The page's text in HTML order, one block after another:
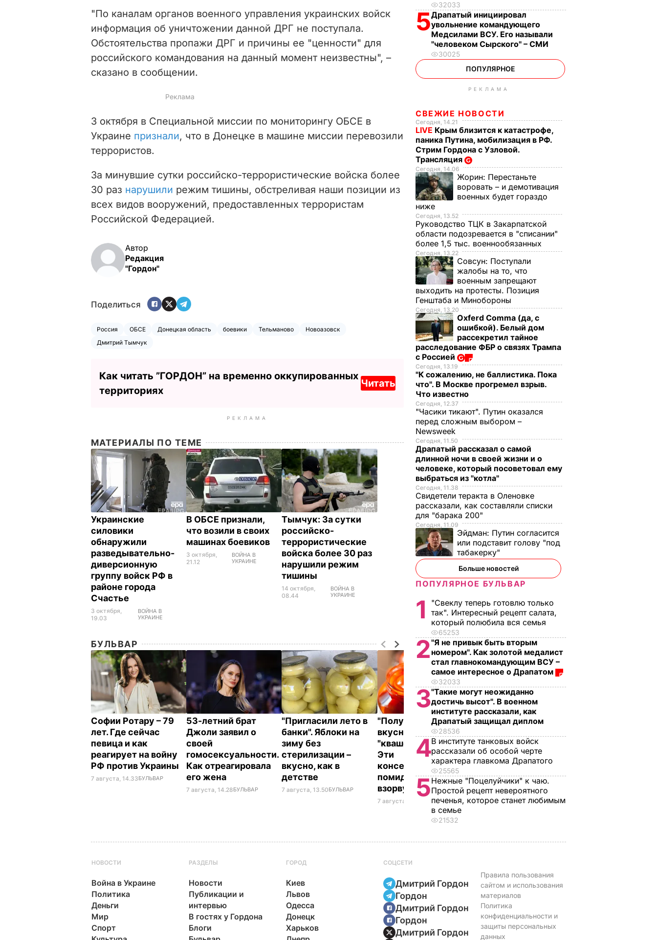
"По каналам органов военного управления украинских войск
информация об уничтожении данной ДРГ не поступала.
Обстоятельства пропажи ДРГ и причины ее "ценности" для
российского командования на данный момент неизвестны", –
сказано в сообщении.
3 октября в Специальной миссии по мониторингу ОБСЕ в
Украине признали, что в Донецке в машине миссии перевозили
террористов.
За минувшие сутки российско-террористические войска более
30 раз нарушили режим тишины, обстреливая наши позиции из
всех видов вооружений, предоставленных террористам
Российской Федерацией.
Автор
Редакция
"Гордон"
Поделиться
Россия ОБСЕ Донецкая область боевики Тельманово
Новоазовск
Дмитрий Тымчук
Как читать ”ГОРДОН” на временно оккупированных
территориях
Читать
РЕКЛАМА
МАТЕРИАЛЫ ПО ТЕМЕ
Украинские
силовики
обнаружили
разведывательно-
диверсионную
группу войск РФ в
районе города
Счастье
3 октября,
19.03
ВОЙНА В
УКРАИНЕ
В ОБСЕ признали,
что возили в своих
машинах боевиков
3 октября,
21.12
ВОЙНА В
УКРАИНЕ
Тымчук: За сутки
российско-
террористические
войска более 30 раз
нарушили режим
тишины
14 октября,
08.44
ВОЙНА В
УКРАИНЕ
БУЛЬВАР
Софии Ротару – 79
лет. Где сейчас
певица и как
реагирует на войну
РФ против Украины
7 августа, 14.33БУЛЬВАР
53-летний брат
Джоли заявил о
своей
гомосексуальности.
Как отреагировала
его жена
7 августа, 14.28БУЛЬВАР
"Пригласили лето в
банки". Яблоки на
зиму без
стерилизации –
вкусно, как в
детстве
7 августа, 13.50БУЛЬВАР
"Получаются очень
вкусными, с легкой
"квашеной" ноткой".
Эти
консервированные
помидоры точно не
взорвут крышки
7 августа, 13.08 БУЛЬВАР
"Я его люблю. Он
Умер супруг 88-
летней
Кадочниковой – 63-
летний адвокат Галь
7 августа, 13.08БУЛЬВАР
32033
5Драпатый инициировал
увольнение командующего
Медсилами ВСУ. Его называли
"человеком Сырского" – СМИ
30025
ПОПУЛЯРНОЕ
РЕКЛАМА
СВЕЖИЕ НОВОСТИ
Сегодня, 14.21
LIVE Крым близится к катастрофе,
паника Путина, мобилизация в РФ.
Стрим Гордона с Узловой.
Трансляция
Сегодня, 14.06
Жорин: Перестаньте
воровать – и демотивация
военных будет гораздо
ниже
Сегодня, 13.52
Руководство ТЦК в Закарпатской
области подозревается в "списании"
более 1,5 тыс. военнообязанных
Сегодня, 13.22
Совсун: Поступали
жалобы на то, что
военным запрещают
выходить на протесты. Позиция
Генштаба и Минобороны
Сегодня, 13.20
Oxferd Comma (да, с
ошибкой). Белый дом
рассекретил тайное
расследование ФБР о связях Трампа
с Россией
Сегодня, 13.19
"К сожалению, не баллистика. Пока
что". В Москве прогремел взрыв.
Что известно
Сегодня, 12.37
"Часики тикают". Путин оказался
перед сложным выбором –
Newsweek
Сегодня, 11.50
Драпатый рассказал о самой
длинной ночи в своей жизни и о
человеке, который посоветовал ему
выбраться из "котла"
Сегодня, 11.38
Свидетели теракта в Оленовке
рассказали, как составляли списки
для "барака 200"
Сегодня, 11.09
Эйдман: Путин согласится
или подставит голову "под
табакерку"
Больше новостей
ПОПУЛЯРНОЕ БУЛЬВАР
1
"Свеклу теперь готовлю только
так". Интересный рецепт салата,
который полюбила вся семья
65253
2"Я не привык быть вторым
номером". Как золотой медалист
стал главнокомандующим ВСУ –
самое интересное о Драпатом
32033
3"Такие могут неожиданно
достичь высот". В военном
институте рассказали, как
Драпатый защищал диплом
28536
4В институте танковых войск
рассказали об особой черте
характера главкома Драпатого
25565
5Нежные "Поцелуйчики" к чаю.
Простой рецепт невероятного
печенья, которое станет любимым
в семье
21532
НОВОСТИ
Война в Украине
Политика
Деньги
Мир
Спорт
РАЗДЕЛЫ
Новости
Публикации и
интервью
В гостях у Гордона
Блоги
ГОРОД
Киев
Львов
Одесса
Донецк
Харьков
СОЦСЕТИ
Дмитрий Гордон
Гордон
Дмитрий Гордон
Гордон
Дмитрий Гордон
Правила пользования
сайтом и использования
материалов
Политика
конфиденциальности и
защиты персональных
данных